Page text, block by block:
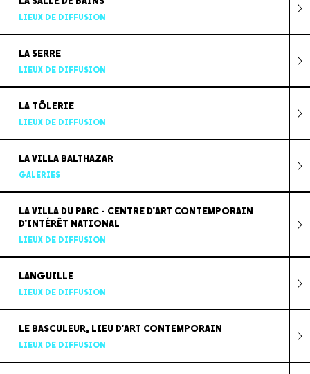
LIEUX DE DIFFUSION
LA SERRE
LIEUX DE DIFFUSION
LA TÔLERIE
LIEUX DE DIFFUSION
LA VILLA BALTHAZAR
GALERIES
LA VILLA DU PARC - CENTRE D'ART CONTEMPORAIN
D'INTÉRÊT NATIONAL
LIEUX DE DIFFUSION
LANGUILLE
LIEUX DE DIFFUSION
LE BASCULEUR, LIEU D'ART CONTEMPORAIN
LIEUX DE DIFFUSION